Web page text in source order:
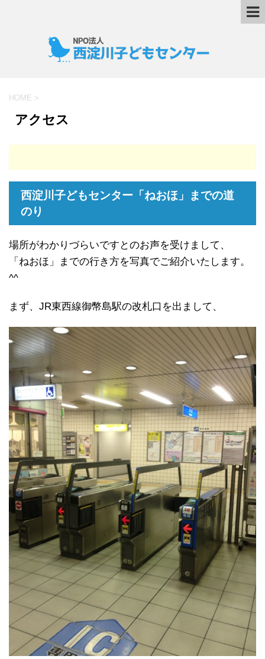
HOME >
アクセス
西淀川子どもセンター「ねおほ」までの道
のり
場所がわかりづらいですとのお声を受けまして、
「ねおほ」までの行き方を写真でご紹介いたします。
^^
まず、JR東西線御幣島駅の改札口を出まして、